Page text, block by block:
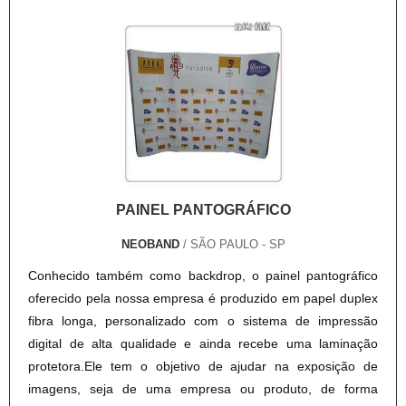
empresa comprometida com seus serviços e uma empresa
altamente qualificada, conquistas adquiridas porque investiu
em uma estrutura que hoje conta com escritório de alta
qualidade onde são realizadas as atividades e estrutura
suficiente para atender todas as demandas. Todos esses
fatores, agregados a uma equipe multidisciplinar de
PAINEL PANTOGRÁFICO
NEOBAND/ SÃO PAULO - SP
Conhecido também como backdrop, o painel pantográfico
oferecido pela nossa empresa é produzido em papel duplex
fibra longa, personalizado com o sistema de impressão
digital de alta qualidade e ainda recebe uma laminação
protetora.Ele tem o objetivo de ajudar na exposição de
imagens, seja de uma empresa ou produto, de forma